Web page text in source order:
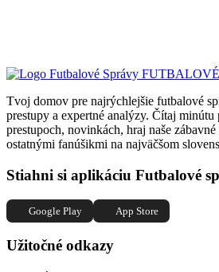
Tvoj domov pre najrýchlejšie futbalové
prestupy a expertné analýzy. Čítaj minútu
prestupoch, novinkách, hraj naše
ostatnými fanúšikmi na najväčšom
Stiahni si aplikáciu Futbalové
Google Play App Store
Užitočné odkazy